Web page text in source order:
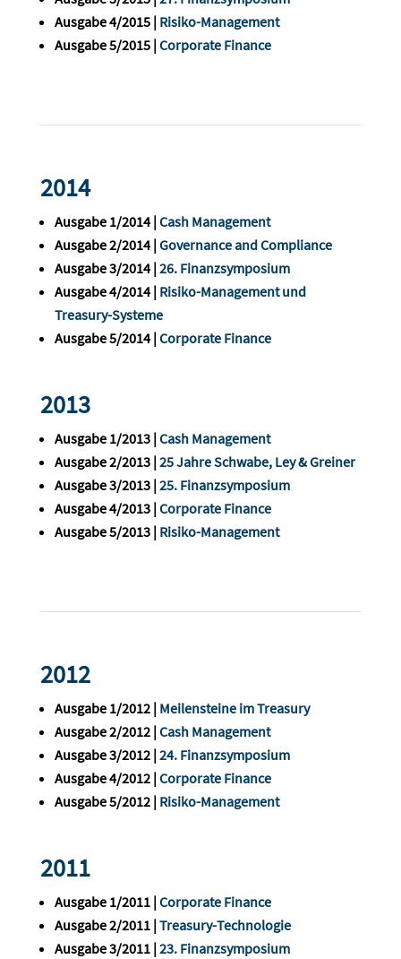
Ausgabe 4/2015 | Risiko-Management
Ausgabe 5/2015 | Corporate Finance
2014
Ausgabe 1/2014 | Cash Management
Ausgabe 2/2014 | Governance and Compliance
Ausgabe 3/2014 | 26. Finanzsymposium
Ausgabe 4/2014 | Risiko-Management und
Treasury-Systeme
Ausgabe 5/2014 | Corporate Finance
2013
Ausgabe 1/2013 | Cash Management
Ausgabe 2/2013 | 25 Jahre Schwabe, Ley & Greiner
Ausgabe 3/2013 | 25. Finanzsymposium
Ausgabe 4/2013 | Corporate Finance
Ausgabe 5/2013 | Risiko-Management
2012
Ausgabe 1/2012 | Meilensteine im Treasury
Ausgabe 2/2012 | Cash Management
Ausgabe 3/2012 | 24. Finanzsymposium
Ausgabe 4/2012 | Corporate Finance
Ausgabe 5/2012 | Risiko-Management
2011
Ausgabe 1/2011 | Corporate Finance
Ausgabe 2/2011 | Treasury-Technologie
Ausgabe 3/2011 | 23. Finanzsymposium